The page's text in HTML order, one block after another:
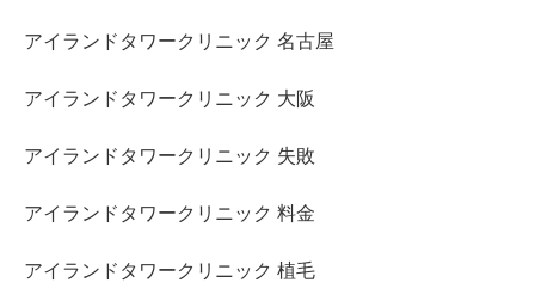
アイランドタワークリニック 名古屋
アイランドタワークリニック 大阪
アイランドタワークリニック 失敗
アイランドタワークリニック 料金
アイランドタワークリニック 植毛